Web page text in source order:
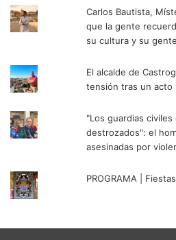
Carlos Bautista,
que la gente
su cultura y su
El alcalde de
tensión tras un acto
"Los guardias
destrozados": el
asesinadas por
PROGRAMA |